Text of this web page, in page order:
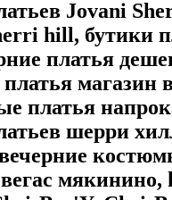
Jovani
hill, бутики
платья
магазин
платья
шерри
мякинино,